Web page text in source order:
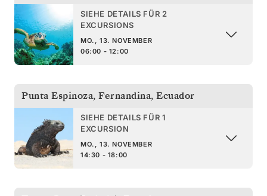
SIEHE DETAILS FÜR 2
EXCURSIONS
MO., 13. NOVEMBER
06:00 - 12:00
Punta Espinoza, Fernandina, Ecuador
SIEHE DETAILS FÜR 1
EXCURSION
MO., 13. NOVEMBER
14:30 - 18:00